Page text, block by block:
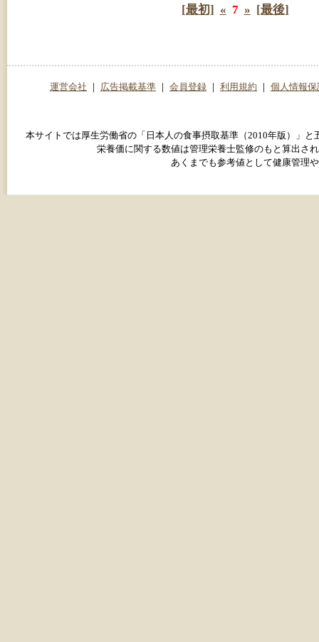
[最初] « 7 » [最後]
運営会社 広告掲載基準 会員登録 利用規約 個人情報保
本サイトでは厚生労働省の「日本人の食事摂取基準（2010年版）」
栄養価に関する数値は管理栄養士監修のもと算出さ
あくまでも参考値として健康管理